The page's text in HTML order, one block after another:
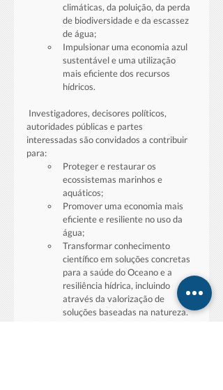
climáticas, da poluição, da perda
de biodiversidade e da escassez
de água;
Impulsionar uma economia azul
sustentável e uma utilização
mais eficiente dos recursos
hídricos.
autoridades públicas e partes
interessadas são convidados a contribuir
para:
Proteger e restaurar os
ecossistemas marinhos e
aquáticos;
Promover uma economia mais
eficiente e resiliente no uso da
água;
Transformar conhecimento
científico em soluções concretas
para a saúde do Oceano e a
resiliência hídrica, incluindo
através da valorização de
soluções baseadas na natureza.